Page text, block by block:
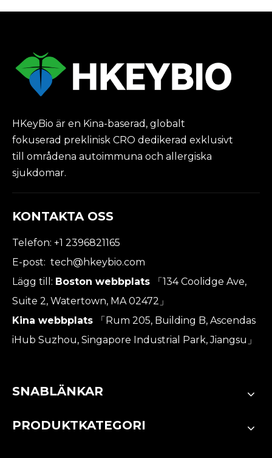
HKeyBio är en Kina-baserad, globalt
fokuserad preklinisk CRO dedikerad exklusivt
till områdena autoimmuna och allergiska
sjukdomar.
KONTAKTA OSS
Telefon: +1 2396821165
E-post: tech@hkeybio.com
Lägg till: Boston webbplats
「134 Coolidge Ave,
Suite 2, Watertown, MA 02472」
Kina webbplats
「Rum 205, Building B, Ascendas
iHub Suzhou, Singapore Industrial Park, Jiangsu」
SNABLÄNKAR
PRODUKTKATEGORI